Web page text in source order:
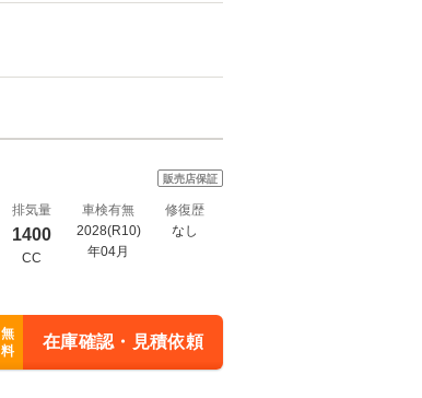
販売店保証
排気量
1400
CC
車検有無
2028(R10)
年04月
修復歴
なし
無
料
在庫確認・見積依頼